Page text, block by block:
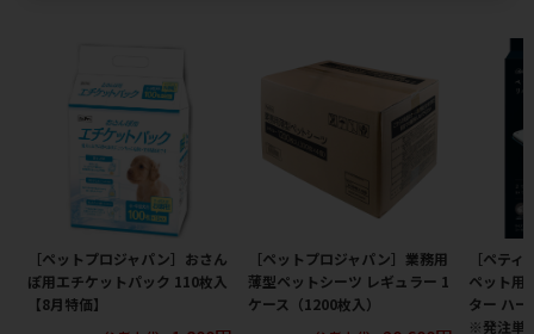
［ペットプロジャパン］おさん
ぽ用エチケットパック 110枚入
【8月特価】
［ペットプロジャパン］業務用
薄型ペットシーツ レギュラー 1
ケース（1200枚入）
［ペテ
ペット用
ター ハ
※発注単